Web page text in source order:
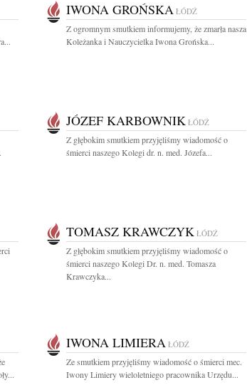
IWONA GROŃSKA ŁÓDŹ
Z ogromnym smutkiem informujemy, że zmarła nasza
Koleżanka i Nauczycielka Iwona Grońska...
JÓZEF KARBOWNIK ŁÓDŹ
Z głębokim smutkiem przyjęliśmy wiadomość o
śmierci naszego Kolegi dr. n. med. Józefa...
TOMASZ KRAWCZYK ŁÓDŹ
Z głębokim smutkiem przyjęliśmy wiadomość o
śmierci naszego Kolegi Dr. n. med. Tomasza
Krawczyka...
IWONA LIMIERA ŁÓDŹ
Ze smutkiem przyjęliśmy wiadomość o śmierci mec.
Iwony Limiery wieloletniego pracownika Urzędu...